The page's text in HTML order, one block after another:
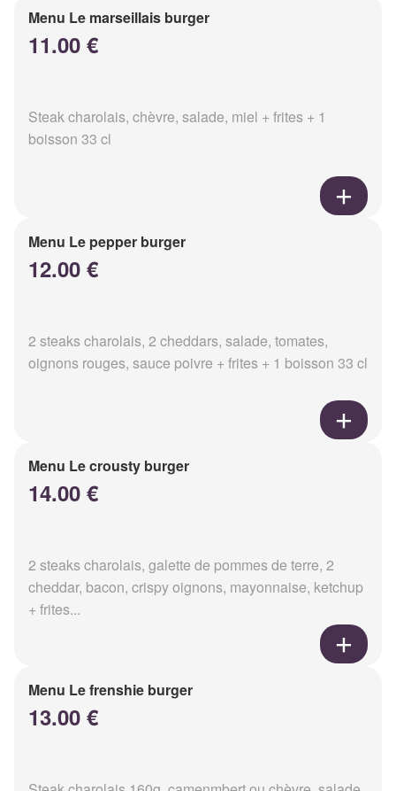
Menu Le marseillais burger
11.00 €
Steak charolais, chèvre, salade, miel + frites + 1
boisson 33 cl
Menu Le pepper burger
12.00 €
2 steaks charolais, 2 cheddars, salade, tomates,
oignons rouges, sauce poivre + frites + 1 boisson 33 cl
Menu Le crousty burger
14.00 €
2 steaks charolais, galette de pommes de terre, 2
cheddar, bacon, crispy oignons, mayonnaise, ketchup
+ frites...
Menu Le frenshie burger
13.00 €